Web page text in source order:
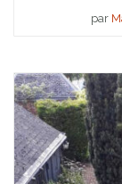
par